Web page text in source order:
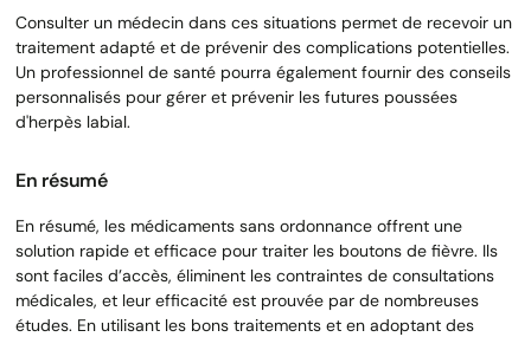
Consulter un médecin dans ces situations permet de recevoir un
traitement adapté et de prévenir des complications potentielles.
Un professionnel de santé pourra également fournir des conseils
personnalisés pour gérer et prévenir les futures poussées
d'herpès labial.
En résumé
En résumé, les médicaments sans ordonnance offrent une
solution rapide et efficace pour traiter les boutons de fièvre. Ils
sont faciles d’accès, éliminent les contraintes de consultations
médicales, et leur efficacité est prouvée par de nombreuses
études. En utilisant les bons traitements et en adoptant des